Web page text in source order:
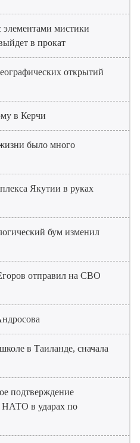
элементами мистики
в прокат
открытий
в Керчи
было много
Якутии в руках
бум изменил
отправил на СВО
в Таиланде, сначала
подтверждение
НАТО в ударах по